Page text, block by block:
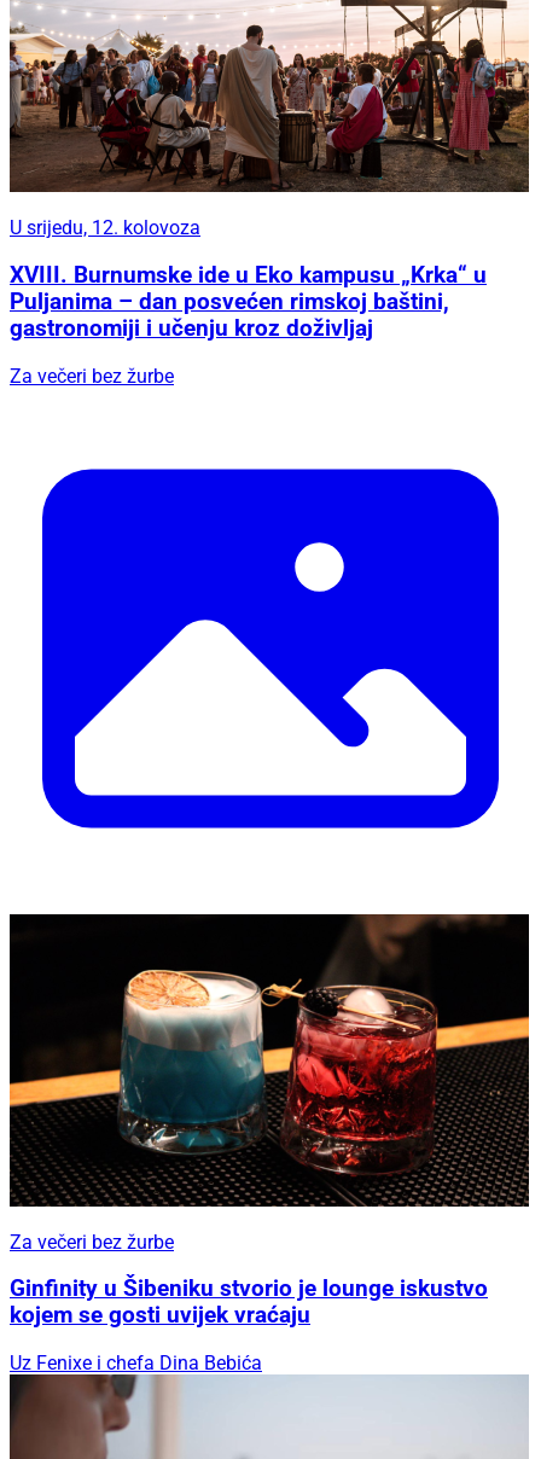
U srijedu, 12. kolovoza
XVIII. Burnumske ide u Eko kampusu „Krka“ u
Puljanima – dan posvećen rimskoj baštini,
gastronomiji i učenju kroz doživljaj
Za večeri bez žurbe
Za večeri bez žurbe
Ginfinity u Šibeniku stvorio je lounge iskustvo
kojem se gosti uvijek vraćaju
Uz Fenixe i chefa Dina Bebića